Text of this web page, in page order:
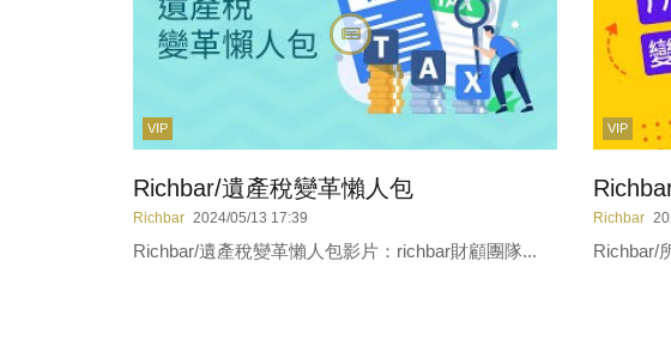
VIP
Richbar/遺產稅變革懶人包
Richbar 2024/05/13 17:39
Richbar/遺產稅變革懶人包影片：richbar財顧團隊...
VIP
Richbar
Richbar/